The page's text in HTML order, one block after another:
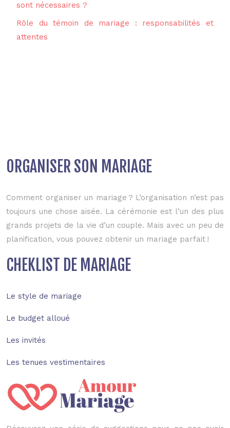
sont nécessaires ?
Rôle du témoin de mariage : responsabilités et
attentes
ORGANISER SON MARIAGE
Comment organiser un mariage ? L’organisation n’est pas
toujours une chose aisée. La cérémonie est l’un des plus
grands projets de la vie d’un couple. Mais avec un peu de
planification, vous pouvez obtenir un mariage parfait !
CHEKLIST DE MARIAGE
Le style de mariage
Le budget alloué
Les invités
Les tenues vestimentaires